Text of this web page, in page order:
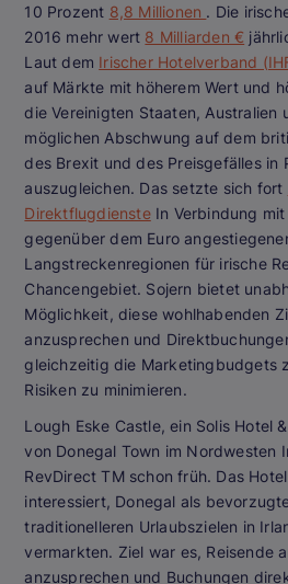
10 Prozent 8,8 Millionen . Die
2016 mehr wert 8 Milliarden €
Laut dem Irischer Hotelverband
auf Märkte mit höherem Wert und
die Vereinigten Staaten, Australien
möglichen Abschwung auf dem
des Brexit und des Preisgefälles in
auszugleichen. Das setzte sich fort
DirektflugdiensteIn Verbindung
gegenüber dem Euro
Langstreckenregionen für irische
Chancengebiet. Sojern bietet
Möglichkeit, diese wohlhabenden
anzusprechen und
gleichzeitig die Marketingbudgets
Risiken zu minimieren.
Lough Eske Castle, ein Solis Hotel
von Donegal Town im Nordwesten
RevDirect TM schon früh. Das
interessiert, Donegal als
traditionelleren Urlaubszielen in
vermarkten. Ziel war es, Reisende
anzusprechen und Buchungen